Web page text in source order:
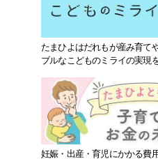
たまひよはだれもが産み育て
ブルなこどものミライの実現
妊娠・出産・育児にかかる費